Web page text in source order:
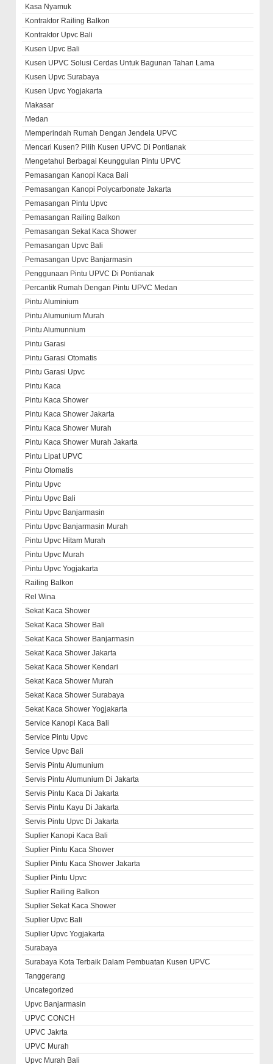
Kasa Nyamuk
Kontraktor Railing Balkon
Kontraktor Upvc Bali
Kusen Upvc Bali
Kusen UPVC Solusi Cerdas Untuk Bagunan Tahan Lama
Kusen Upvc Surabaya
Kusen Upvc Yogjakarta
Makasar
Medan
Memperindah Rumah Dengan Jendela UPVC
Mencari Kusen? Pilih Kusen UPVC Di Pontianak
Mengetahui Berbagai Keunggulan Pintu UPVC
Pemasangan Kanopi Kaca Bali
Pemasangan Kanopi Polycarbonate Jakarta
Pemasangan Pintu Upvc
Pemasangan Railing Balkon
Pemasangan Sekat Kaca Shower
Pemasangan Upvc Bali
Pemasangan Upvc Banjarmasin
Penggunaan Pintu UPVC Di Pontianak
Percantik Rumah Dengan Pintu UPVC Medan
Pintu Aluminium
Pintu Alumunium Murah
Pintu Alumunnium
Pintu Garasi
Pintu Garasi Otomatis
Pintu Garasi Upvc
Pintu Kaca
Pintu Kaca Shower
Pintu Kaca Shower Jakarta
Pintu Kaca Shower Murah
Pintu Kaca Shower Murah Jakarta
Pintu Lipat UPVC
Pintu Otomatis
Pintu Upvc
Pintu Upvc Bali
Pintu Upvc Banjarmasin
Pintu Upvc Banjarmasin Murah
Pintu Upvc Hitam Murah
Pintu Upvc Murah
Pintu Upvc Yogjakarta
Railing Balkon
Rel Wina
Sekat Kaca Shower
Sekat Kaca Shower Bali
Sekat Kaca Shower Banjarmasin
Sekat Kaca Shower Jakarta
Sekat Kaca Shower Kendari
Sekat Kaca Shower Murah
Sekat Kaca Shower Surabaya
Sekat Kaca Shower Yogjakarta
Service Kanopi Kaca Bali
Service Pintu Upvc
Service Upvc Bali
Servis Pintu Alumunium
Servis Pintu Alumunium Di Jakarta
Servis Pintu Kaca Di Jakarta
Servis Pintu Kayu Di Jakarta
Servis Pintu Upvc Di Jakarta
Suplier Kanopi Kaca Bali
Suplier Pintu Kaca Shower
Suplier Pintu Kaca Shower Jakarta
Suplier Pintu Upvc
Suplier Railing Balkon
Suplier Sekat Kaca Shower
Suplier Upvc Bali
Suplier Upvc Yogjakarta
Surabaya
Surabaya Kota Terbaik Dalam Pembuatan Kusen UPVC
Tanggerang
Uncategorized
Upvc Banjarmasin
UPVC CONCH
UPVC Jakrta
UPVC Murah
Upvc Murah Bali